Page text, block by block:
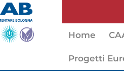
Home
Progetti